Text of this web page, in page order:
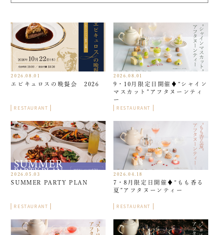
2026.08.01
エピキュロスの晩餐会 2026
RESTAURANT
2026.08.01
9・10月限定日開催♦︎“シャイン
マスカット”アフタヌーンティ
ー
RESTAURANT
2026.05.03
SUMMER PARTY PLAN
RESTAURANT
2026.04.18
7・8月限定日開催♦︎“もも香る
夏”アフタヌーンティー
RESTAURANT